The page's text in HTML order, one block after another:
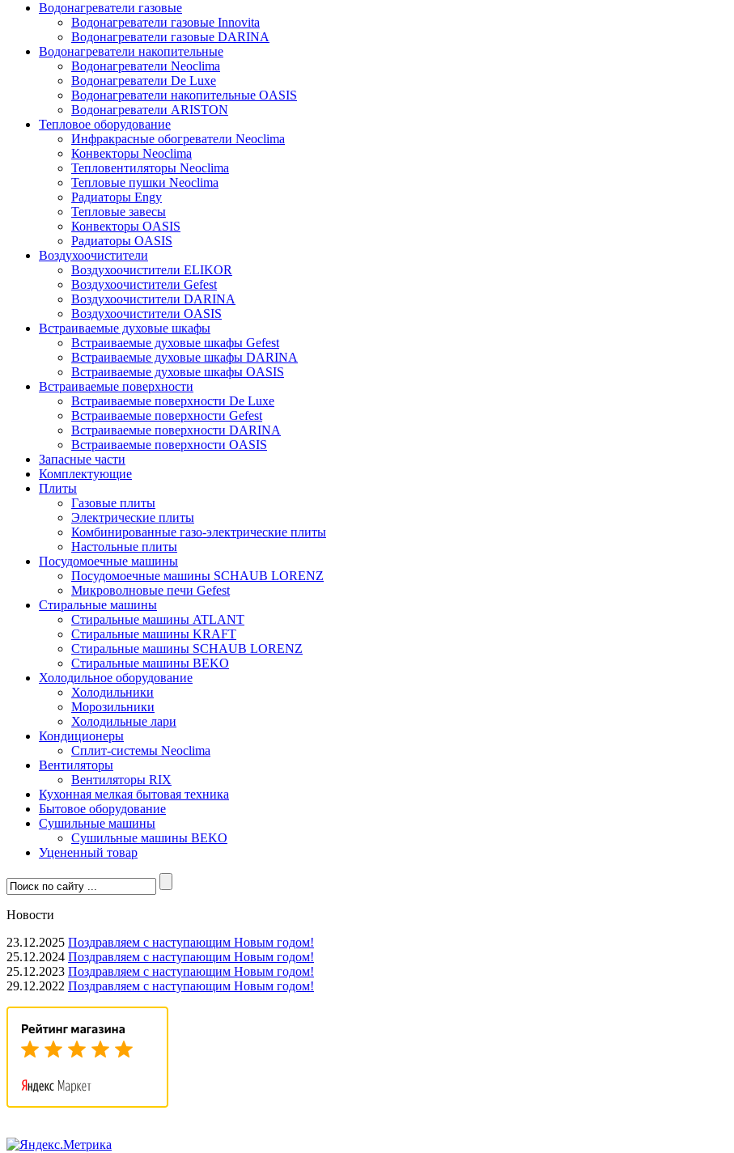
Водонагреватели газовые
Водонагреватели газовые Innovita
Водонагреватели газовые DARINA
Водонагреватели накопительные
Водонагреватели Neoclima
Водонагреватели De Luxe
Водонагреватели накопительные OASIS
Водонагреватели ARISTON
Тепловое оборудование
Инфракрасные обогреватели Neoclima
Конвекторы Neoclima
Тепловентиляторы Neoclima
Тепловые пушки Neoclima
Радиаторы Engy
Тепловые завесы
Конвекторы OASIS
Радиаторы OASIS
Воздухоочистители
Воздухоочистители ELIKOR
Воздухоочистители Gefest
Воздухоочистители DARINA
Воздухоочистители OASIS
Встраиваемые духовые шкафы
Встраиваемые духовые шкафы Gefest
Встраиваемые духовые шкафы DARINA
Встраиваемые духовые шкафы OASIS
Встраиваемые поверхности
Встраиваемые поверхности De Luxe
Встраиваемые поверхности Gefest
Встраиваемые поверхности DARINA
Встраиваемые поверхности OASIS
Запасные части
Комплектующие
Плиты
Газовые плиты
Электрические плиты
Комбинированные газо-электрические плиты
Настольные плиты
Посудомоечные машины
Посудомоечные машины SCHAUB LORENZ
Микроволновые печи Gefest
Стиральные машины
Стиральные машины ATLANT
Стиральные машины KRAFT
Стиральные машины SCHAUB LORENZ
Стиральные машины BEKO
Холодильное оборудование
Холодильники
Морозильники
Холодильные лари
Кондиционеры
Сплит-системы Neoclima
Вентиляторы
Вентиляторы RIX
Кухонная мелкая бытовая техника
Бытовое оборудование
Сушильные машины
Сушильные машины BEKO
Уцененный товар
Новости
23.12.2025 Поздравляем с наступающим Новым годом!
25.12.2024 Поздравляем с наступающим Новым годом!
25.12.2023 Поздравляем с наступающим Новым годом!
29.12.2022 Поздравляем с наступающим Новым годом!